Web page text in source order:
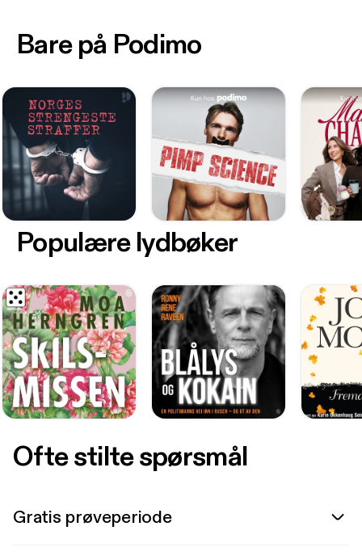
Bare på Podimo
Populære lydbøker
Ofte stilte spørsmål
Gratis prøveperiode